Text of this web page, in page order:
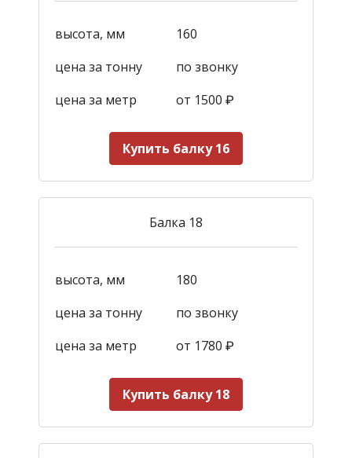
высота, мм
160
цена за тонну
по звонку
цена за метр
от 1500 ₽
Купить балку 16
Балка 18
высота, мм
180
цена за тонну
по звонку
цена за метр
от 1780 ₽
Купить балку 18